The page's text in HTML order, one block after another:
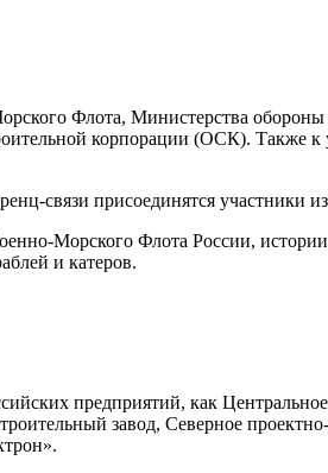
Флота, Министерства
корпорации (ОСК).
связи присоединятся участники
Морского Флота России,
и катеров.
предприятий, как
завод, Северное